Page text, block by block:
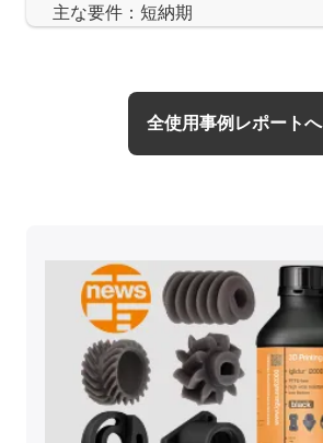
主な要件：短納期
全使用事例レポートへ